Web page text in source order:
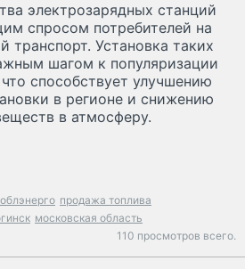
электрозарядных станций
спросом потребителей на
транспорт. Установка таких
шагом к популяризации
способствует улучшению
в регионе и снижению
в атмосферу.
продажа топлива
московская область
110 просмотров всего.